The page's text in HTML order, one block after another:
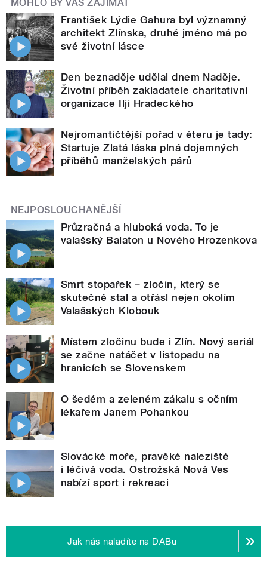
MOHLO BY VÁS ZAJÍMAT
František Lýdie Gahura byl významný
architekt Zlínska, druhé jméno má po
své životní lásce
Den beznaděje udělal dnem Naděje.
Životní příběh zakladatele charitativní
organizace Ilji Hradeckého
Nejromantičtější pořad v éteru je tady:
Startuje Zlatá láska plná dojemných
příběhů manželských párů
NEJPOSLOUCHANĚJŠÍ
Průzračná a hluboká voda. To je
valašský Balaton u Nového Hrozenkova
Smrt stopařek – zločin, který se
skutečně stal a otřásl nejen okolím
Valašských Klobouk
Místem zločinu bude i Zlín. Nový seriál
se začne natáčet v listopadu na
hranicích se Slovenskem
O šedém a zeleném zákalu s očním
lékařem Janem Pohankou
Slovácké moře, pravěké naleziště
i léčivá voda. Ostrožská Nová Ves
nabízí sport i rekreaci
Jak nás naladíte na DABu